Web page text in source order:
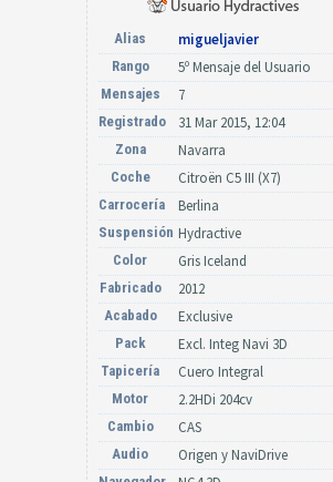
Alias migueljavier
Rango 5º Mensaje del Usuario
Mensajes 7
Registrado 31 Mar 2015, 12:04
Zona Navarra
Coche Citroën C5 III (X7)
Carrocería Berlina
Suspensión Hydractive
Color Gris Iceland
Fabricado 2012
Acabado Exclusive
Pack Excl. Integ Navi 3D
Tapicería Cuero Integral
Motor 2.2HDi 204cv
Cambio CAS
Audio Origen y NaviDrive